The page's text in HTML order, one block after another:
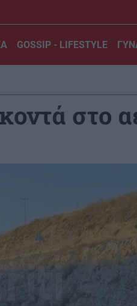
GOSSIP - LIFESTYLE
στο